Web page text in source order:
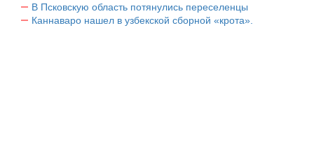
В Псковскую область потянулись переселенцы
Каннаваро нашел в узбекской сборной «крота».